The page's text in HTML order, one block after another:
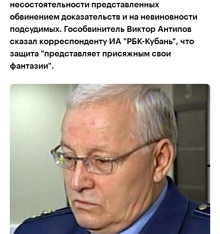
несостоятельности представленных
обвинением доказательств и на невиновности
подсудимых. Гособвинитель Виктор Антипов
сказал корреспонденту ИА "РБК-Кубань", что
защита "представляет присяжным свои
фантазии".